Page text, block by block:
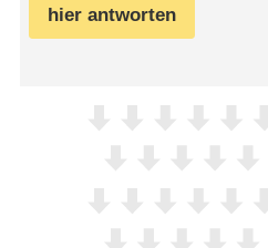
hier antworten